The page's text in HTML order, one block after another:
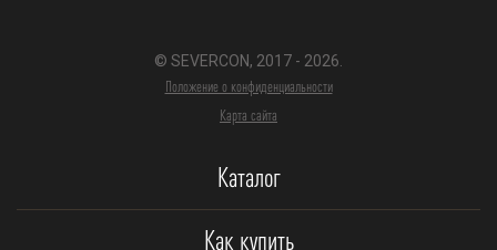
© SEVERCON, 2017 - 2026.
Положение о конфиденциальности
Карта сайта
Каталог
Как купить